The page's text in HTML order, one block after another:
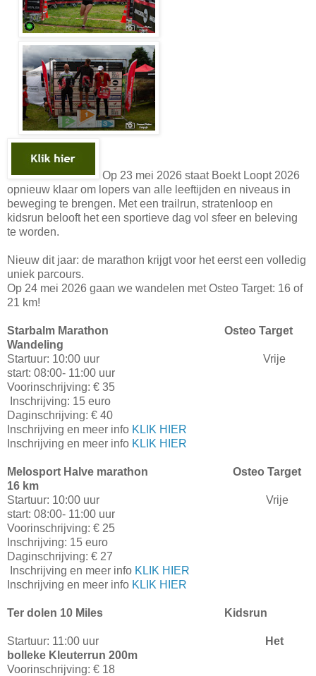
Op 23 mei 2026 staat Boekt Loopt 2026
opnieuw klaar om lopers van alle leeftijden en niveaus in
beweging te brengen. Met een trailrun, stratenloop en
kidsrun belooft het een sportieve dag vol sfeer en beleving
te worden.
Nieuw dit jaar: de marathon krijgt voor het eerst een volledig
uniek parcours.
Op 24 mei 2026 gaan we wandelen met Osteo Target: 16 of
21 km!
Starbalm Marathon Osteo Target
Wandeling
Startuur: 10:00 uur Vrije
start: 08:00- 11:00 uur
Voorinschrijving: € 35
Inschrijving: 15 euro
Daginschrijving: € 40
Inschrijving en meer info KLIK HIER
Inschrijving en meer info KLIK HIER
Melosport Halve marathon Osteo Target
16 km
Startuur: 10:00 uur Vrije
start: 08:00- 11:00 uur
Voorinschrijving: € 25
Inschrijving: 15 euro
Daginschrijving: € 27
Inschrijving en meer info KLIK HIER
Inschrijving en meer info KLIK HIER
Ter dolen 10 Miles Kidsrun
Startuur: 11:00 uur
Het
bolleke Kleuterrun 200m
Voorinschrijving: € 18